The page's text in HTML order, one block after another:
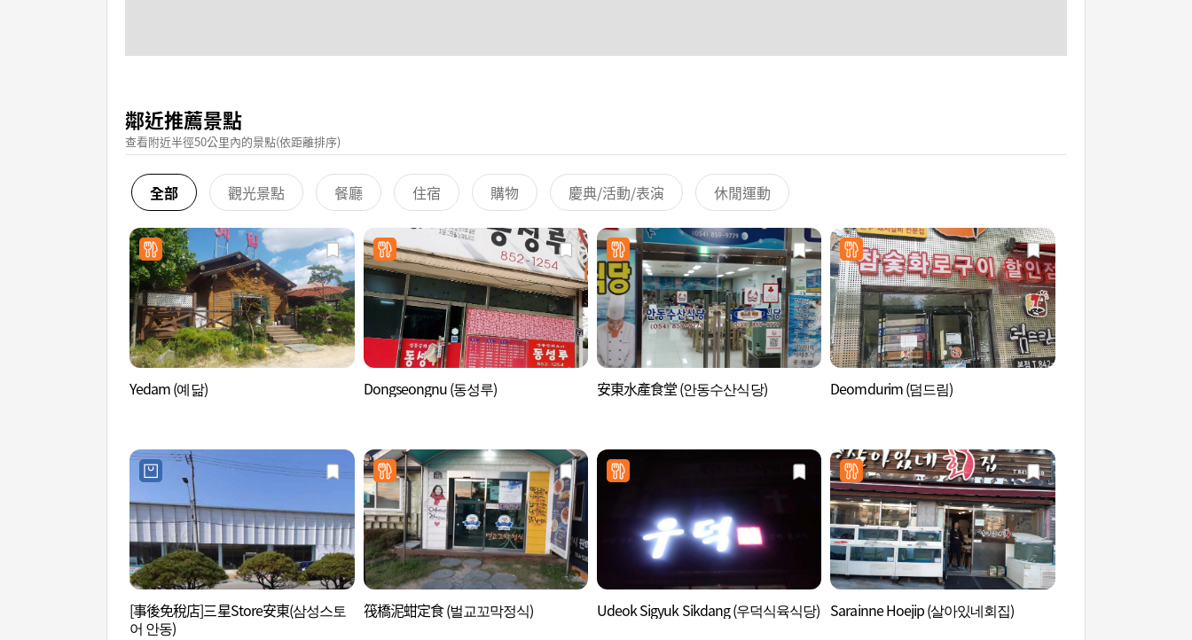
鄰近推薦景點
查看附近半徑50公里內的景點(依距離排序)
全部 觀光景點 餐廳 住宿 購物 慶典/活動/表演 休閒運動
Yedam (예닮) Dongseongnu (동성루) 安東水產食堂 (안동수산식당) Deomdurim (덤드림)
[事後免稅店]三星Store安東(삼성스토
어 안동)
筏橋泥蚶定食 (벌교꼬막정식) Udeok Sigyuk Sikdang (우덕식육식당) Sarainne Hoejip (살아있네회집)